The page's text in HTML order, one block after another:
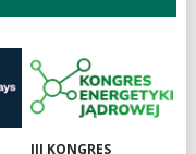
III KONGRES